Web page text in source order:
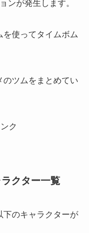
ンが発生します。
使ってタイムボム
のツムをまとめてい
ク
クター一覧
下のキャラクターが